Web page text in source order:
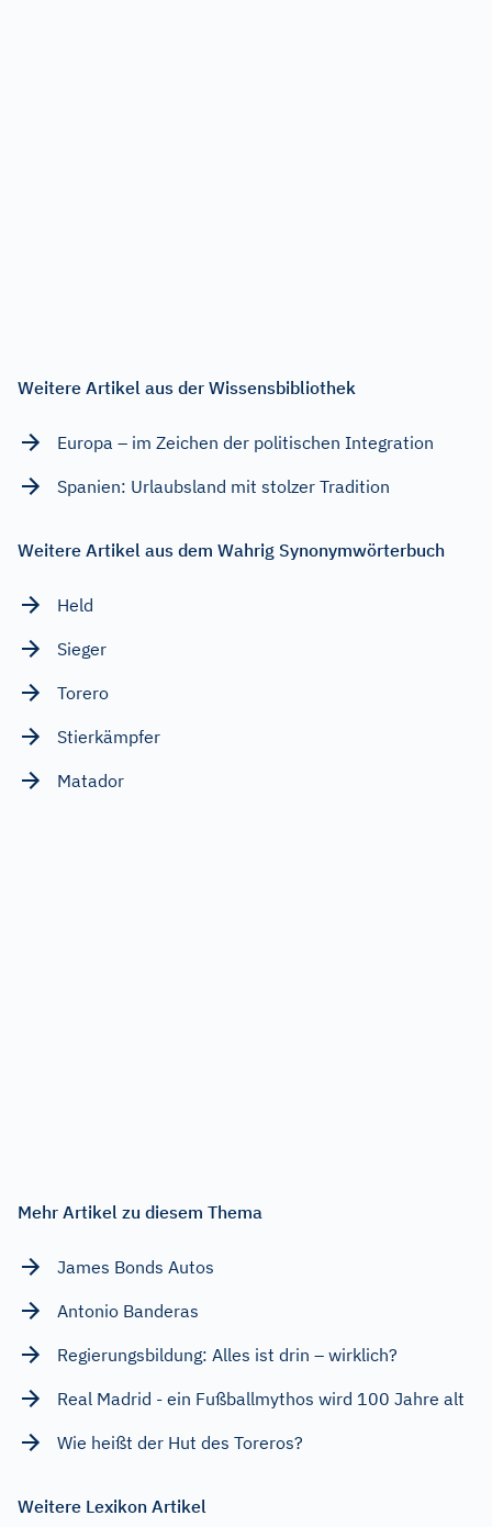
Weitere Artikel aus der Wissensbibliothek
Europa – im Zeichen der politischen Integration
Spanien: Urlaubsland mit stolzer Tradition
Weitere Artikel aus dem Wahrig Synonymwörterbuch
Held
Sieger
Torero
Stierkämpfer
Matador
Mehr Artikel zu diesem Thema
James Bonds Autos
Antonio Banderas
Regierungsbildung: Alles ist drin – wirklich?
Real Madrid - ein Fußballmythos wird 100 Jahre alt
Wie heißt der Hut des Toreros?
Weitere Lexikon Artikel